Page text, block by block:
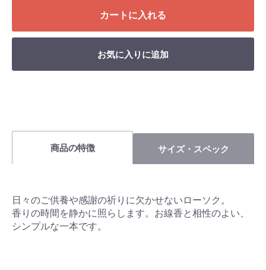
カートに入れる
お気に入りに追加
商品の特徴 サイズ・スペック
日々のご供養や感謝の祈りに欠かせないローソク。
香りの時間を静かに照らします。お線香と相性のよい、
シンプルな一本です。